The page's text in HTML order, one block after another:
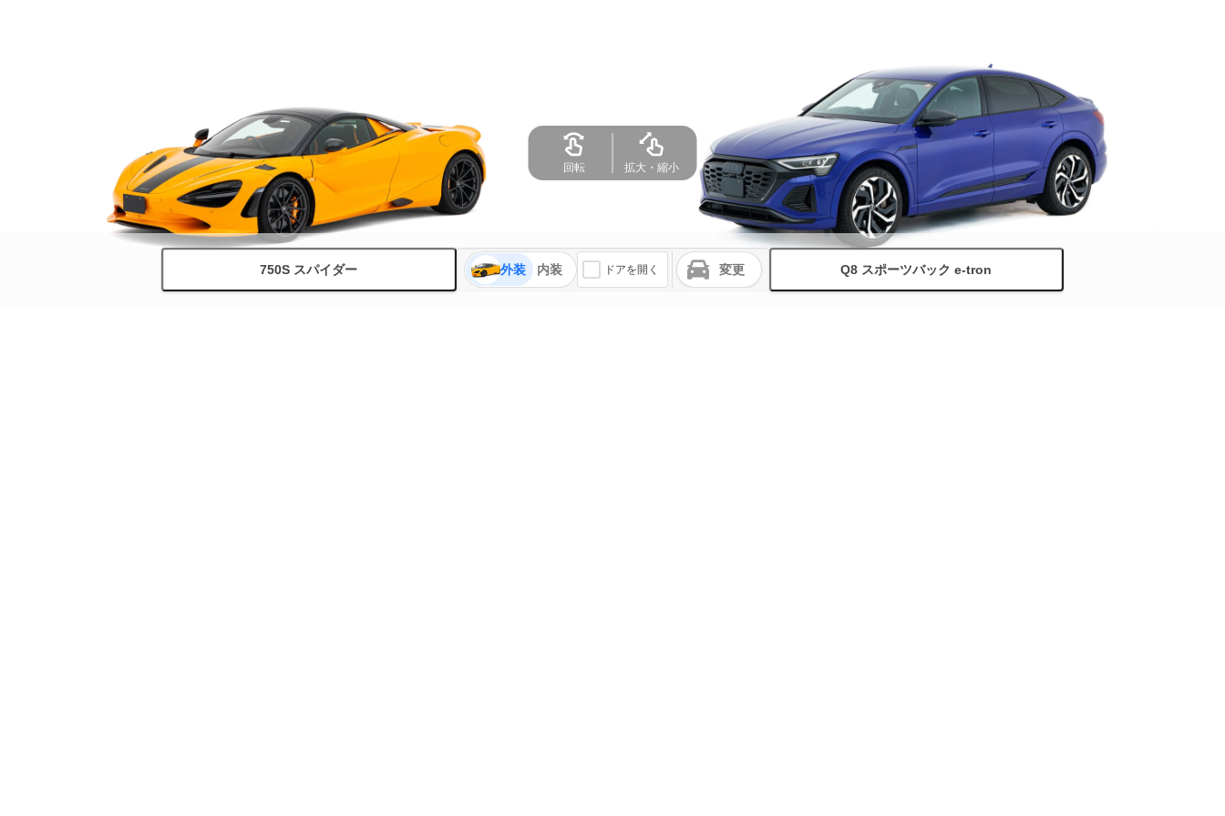
750S スパイダー 外装 内装 ドアを開く 変更 Q8 スポーツバック e-tron
回転 拡大・縮小